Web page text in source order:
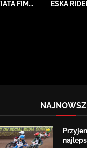
FIM... ESKA